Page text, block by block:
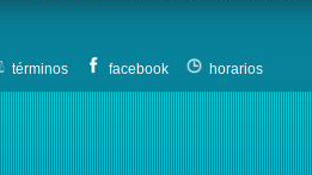
términos facebook horarios